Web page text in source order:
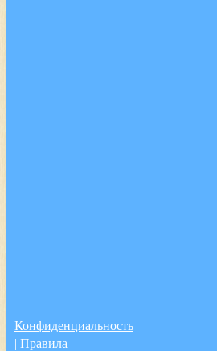
Конфиденциальность
Правила